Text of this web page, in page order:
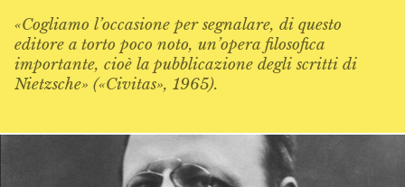
«Cogliamo l’occasione per segnalare, di questo
editore a torto poco noto, un’opera filosofica
importante, cioè la pubblicazione degli scritti di
Nietzsche» («Civitas», 1965).